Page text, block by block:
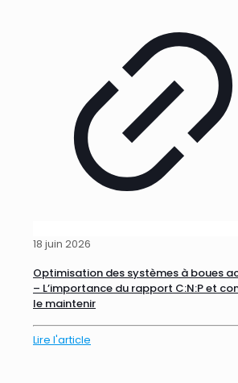
18 juin 2026
Optimisation des systèmes à boues
– L’importance du rapport C:N:P et
le maintenir
Lire l'article